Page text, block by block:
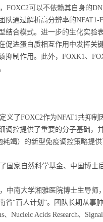
FOXC2可以不依赖其自身的
队通过解析高分辨率的
结合模式。进一步的生化实验
促进蛋白质相互作用中发挥关
抑制作用。此外，FOXK1、
义了FOXC2作为NFAT1共抑制
调控提供了重要的分子基础，
竭）的新型免疫调控策略提供
国家自然科学基金、中国博士
中南大学湘雅医院博士生导师
省“百人计划”。团队长期从事
、Nucleic Acids Research、